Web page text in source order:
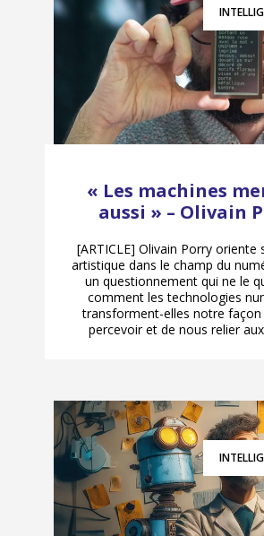
« Les machines
aussi » – Olivain
[ARTICLE] Olivain Porry oriente
artistique dans le champ du
un questionnement qui ne le
comment les technologies
transforment-elles notre façon
percevoir et de nous relier